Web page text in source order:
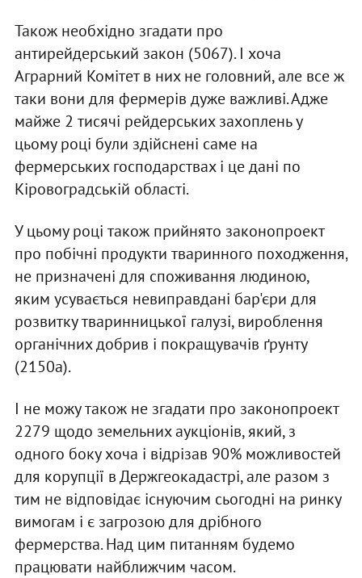
Також необхідно згадати про
антирейдерський закон (5067). І хоча
Аграрний Комітет в них не головний, але все ж
таки вони для фермерів дуже важливі. Адже
майже 2 тисячі рейдерських захоплень у
цьому році були здійснені саме на
фермерських господарствах і це дані по
Кіровоградській області.
У цьому році також прийнято законопроект
про побічні продукти тваринного походження,
не призначені для споживання людиною,
яким усувається невиправдані бар'єри для
розвитку тваринницької галузі, вироблення
органічних добрив і покращувачів ґрунту
(2150а).
І не можу також не згадати про законопроект
2279 щодо земельних аукціонів, який, з
одного боку хоча і відрізав 90% можливостей
для корупції в Держгеокадастрі, але разом з
тим не відповідає існуючим сьогодні на ринку
вимогам і є загрозою для дрібного
фермерства. Над цим питанням будемо
працювати найближчим часом.